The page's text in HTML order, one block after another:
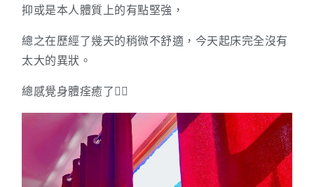
抑或是本人體質上的有點堅強，
總之在歷經了幾天的稍微不舒適，今天起床完全沒有
太大的異狀。
總感覺身體痊癒了🙇‍♀️